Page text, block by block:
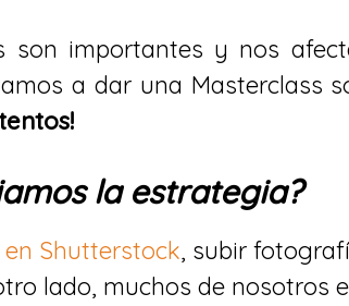
son importantes y nos
a dar una Masterclass
la estrategia?
Shutterstock, subir
lado, muchos de nosotros